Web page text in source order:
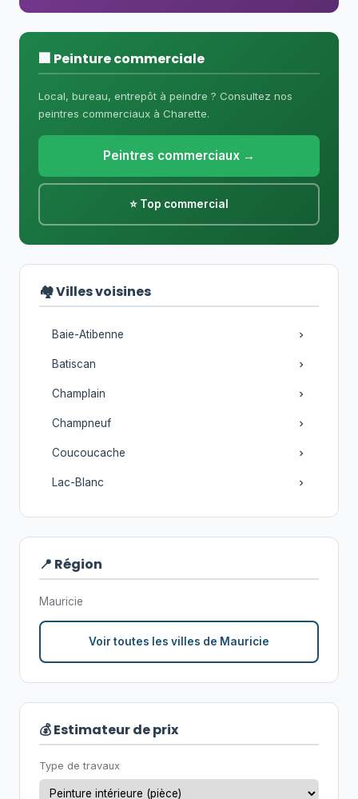
🏢 Peinture commerciale
Local, bureau, entrepôt à peindre ? Consultez nos
peintres commerciaux à Charette.
Peintres commerciaux →
⭐ Top commercial
🏘️ Villes voisines
Baie-Atibenne
Batiscan
Champlain
Champneuf
Coucoucache
Lac-Blanc
📍 Région
Mauricie
Voir toutes les villes de Mauricie
💰 Estimateur de prix
Type de travaux